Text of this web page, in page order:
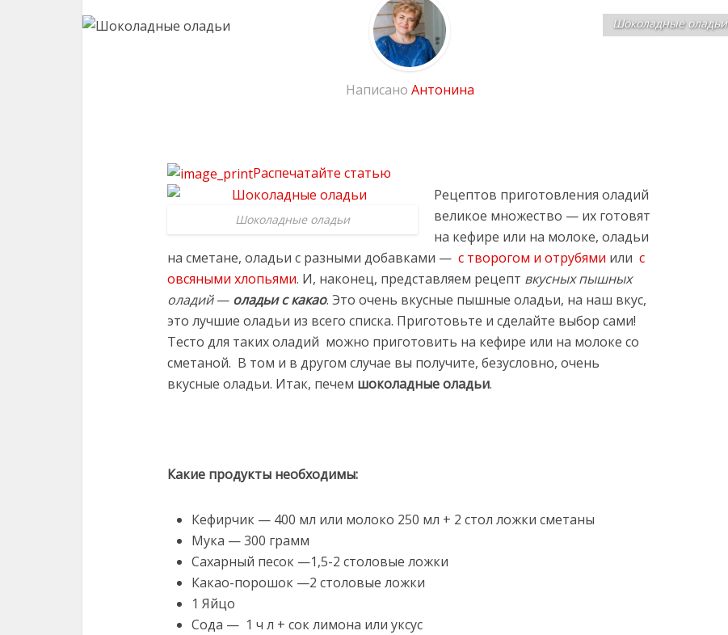
Шоколадные оладьи
Написано Антонина
Распечатайте статью
Шоколадные оладьи
Рецептов приготовления оладий
великое множество — их готовят
на кефире или на молоке, оладьи
на сметане, оладьи с разными добавками — с творогом и отрубями или с
овсяными хлопьями. И, наконец, представляем рецепт вкусных пышных
оладий— оладьи с какао. Это очень вкусные пышные оладьи, на наш вкус,
это лучшие оладьи из всего списка. Приготовьте и сделайте выбор сами!
Тесто для таких оладий можно приготовить на кефире или на молоке со
сметаной. В том и в другом случае вы получите, безусловно, очень
вкусные оладьи. Итак, печем шоколадные оладьи.
Какие продукты необходимы:
Кефирчик — 400 мл или молоко 250 мл + 2 стол ложки сметаны
Мука — 300 грамм
Сахарный песок —1,5-2 столовые ложки
Какао-порошок —2 столовые ложки
1 Яйцо
Сода — 1 ч л + сок лимона или уксус